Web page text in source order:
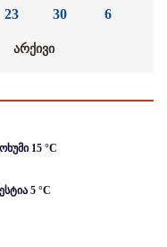
23 30 6
15 °C
5 °C